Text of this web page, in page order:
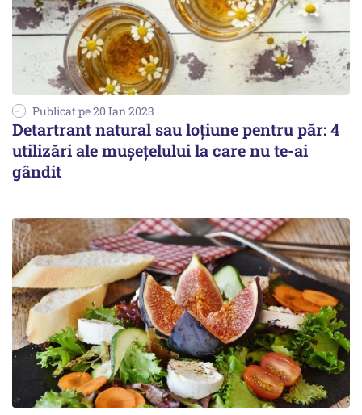
Publicat pe 20 Ian 2023
Detartrant natural sau loțiune pentru păr: 4
utilizări ale mușețelului la care nu te-ai
gândit